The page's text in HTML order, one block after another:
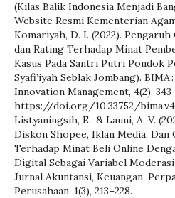
(Kilas Balik Indonesia Menjadi
Website Resmi Kementerian
Komariyah, D. I. (2022).
dan Rating Terhadap Minat
Kasus Pada Santri Putri Pondok
Syafi’iyah Seblak Jombang).
Innovation Management, 4(2),
https://doi.org/10.33752/
Listyaningsih, E., & Launi, A. V.
Diskon Shopee, Iklan Media,
Terhadap Minat Beli Online
Digital Sebagai Variabel
Jurnal Akuntansi, Keuangan,
Perusahaan, 1(3), 213–228.